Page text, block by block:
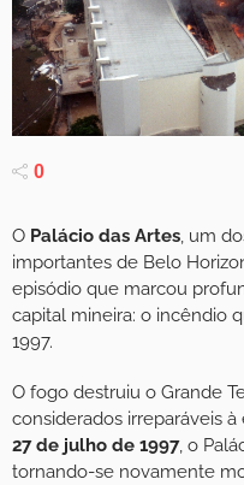
0
O Palácio das Artes, um
importantes de Belo
episódio que marcou
capital mineira: o incêndio
1997.
O fogo destruiu o Grande
considerados irreparáveis
27 de julho de 1997, o
tornando-se novamente